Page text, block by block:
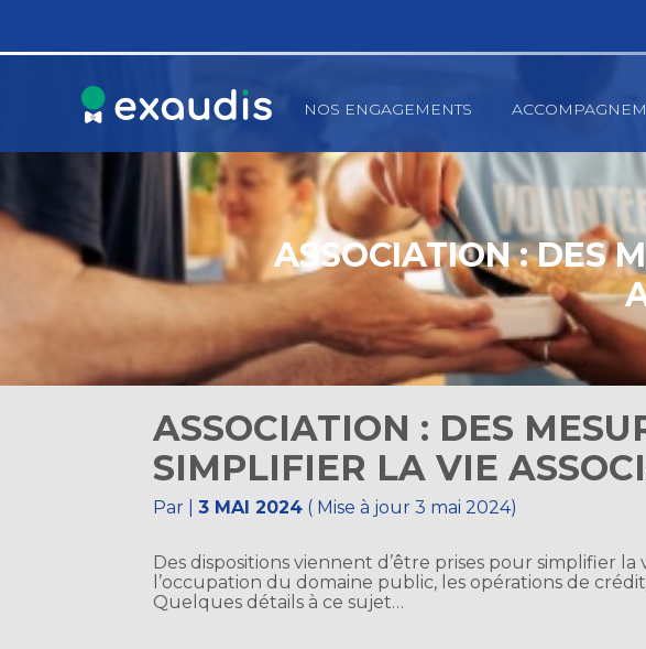
au
Principal
NOS ENGAGEMENTS
ASSOCIATION : DES
ASSOCIATION : DES
SIMPLIFIER LA VIE
Par |3 MAI 2024 ( Mise à jour 3 mai 2024)
Des dispositions viennent d’être prises pour simplifier la
l’occupation du domaine public, les opérations de
Quelques détails à ce sujet…